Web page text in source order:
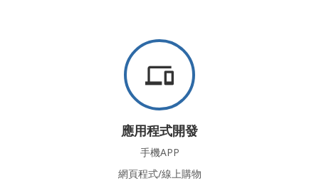
phonelink
應用程式開發
手機APP
網頁程式/線上購物